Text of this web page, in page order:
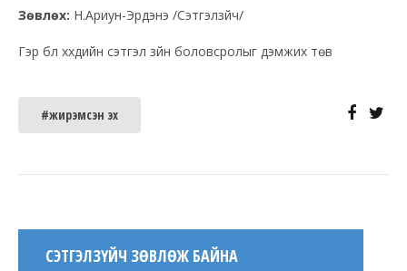
Зөвлөх: Н.Ариун-Эрдэнэ /Сэтгэлзүйч/
Гэр бүл хүүхдийн сэтгэл зүйн боловсролыг дэмжих төв
#жирэмсэн эх
СЭТГЭЛЗҮЙЧ ЗӨВЛӨЖ БАЙНА